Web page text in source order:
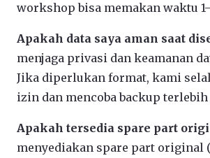
workshop bisa memakan waktu
Apakah data saya aman saat
menjaga privasi dan keamanan
Jika diperlukan format, kami
izin dan mencoba backup terlebih
Apakah tersedia spare part
menyediakan spare part original